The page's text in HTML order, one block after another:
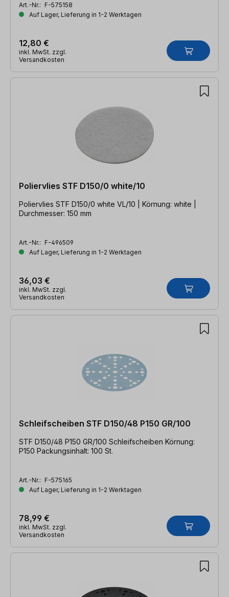
Art.-Nr.: F-575158
Auf Lager, Lieferung in 1-2 Werktagen
12,80 €
inkl. MwSt. zzgl.
Versandkosten
Poliervlies STF D150/0 white/10
Poliervlies STF D150/0 white VL/10 | Körnung: white |
Durchmesser: 150 mm
Art.-Nr.: F-496509
Auf Lager, Lieferung in 1-2 Werktagen
36,03 €
inkl. MwSt. zzgl.
Versandkosten
Schleifscheiben STF D150/48 P150 GR/100
STF D150/48 P150 GR/100 Schleifscheiben Körnung:
P150 Packungsinhalt: 100 St.
Art.-Nr.: F-575165
Auf Lager, Lieferung in 1-2 Werktagen
78,99 €
inkl. MwSt. zzgl.
Versandkosten